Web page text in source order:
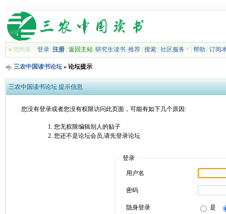
»您尚未 登录 注册| 返回主站| 研究生读书| 推荐| 搜索| 社区服务 帮助 订阅
三农中国读书论坛» 论坛提示
三农中国读书论坛 提示信息
您没有登录或者您没有权限访问此页面，可能有如下几个原因:
您无权限编辑别人的贴子
您还不是论坛会员,请先登录论坛
登录
用户名
密码
隐身登录 是